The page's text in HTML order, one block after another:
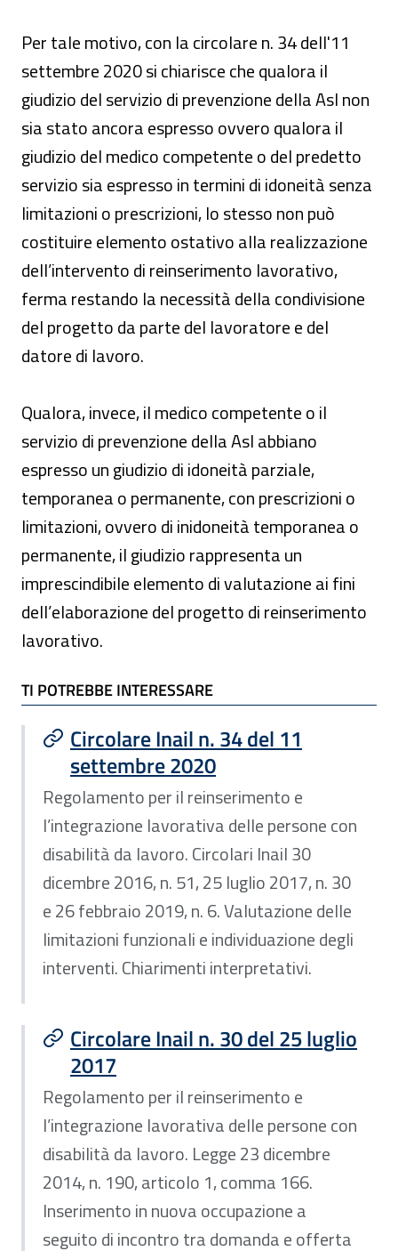
Per tale motivo, con la circolare n. 34 dell'11
settembre 2020 si chiarisce che qualora il
giudizio del servizio di prevenzione della Asl non
sia stato ancora espresso ovvero qualora il
giudizio del medico competente o del predetto
servizio sia espresso in termini di idoneità senza
limitazioni o prescrizioni, lo stesso non può
costituire elemento ostativo alla realizzazione
dell’intervento di reinserimento lavorativo,
ferma restando la necessità della condivisione
del progetto da parte del lavoratore e del
datore di lavoro.
Qualora, invece, il medico competente o il
servizio di prevenzione della Asl abbiano
espresso un giudizio di idoneità parziale,
temporanea o permanente, con prescrizioni o
limitazioni, ovvero di inidoneità temporanea o
permanente, il giudizio rappresenta un
imprescindibile elemento di valutazione ai fini
dell’elaborazione del progetto di reinserimento
lavorativo.
TI POTREBBE INTERESSARE
TI POTREBBE INTERESSARE
Circolare Inail n. 34 del 11
settembre 2020
Regolamento per il reinserimento e
l’integrazione lavorativa delle persone con
disabilità da lavoro. Circolari Inail 30
dicembre 2016, n. 51, 25 luglio 2017, n. 30
e 26 febbraio 2019, n. 6. Valutazione delle
limitazioni funzionali e individuazione degli
interventi. Chiarimenti interpretativi.
Circolare Inail n. 30 del 25 luglio
2017
Regolamento per il reinserimento e
l’integrazione lavorativa delle persone con
disabilità da lavoro. Legge 23 dicembre
2014, n. 190, articolo 1, comma 166.
Inserimento in nuova occupazione a
seguito di incontro tra domanda e offerta